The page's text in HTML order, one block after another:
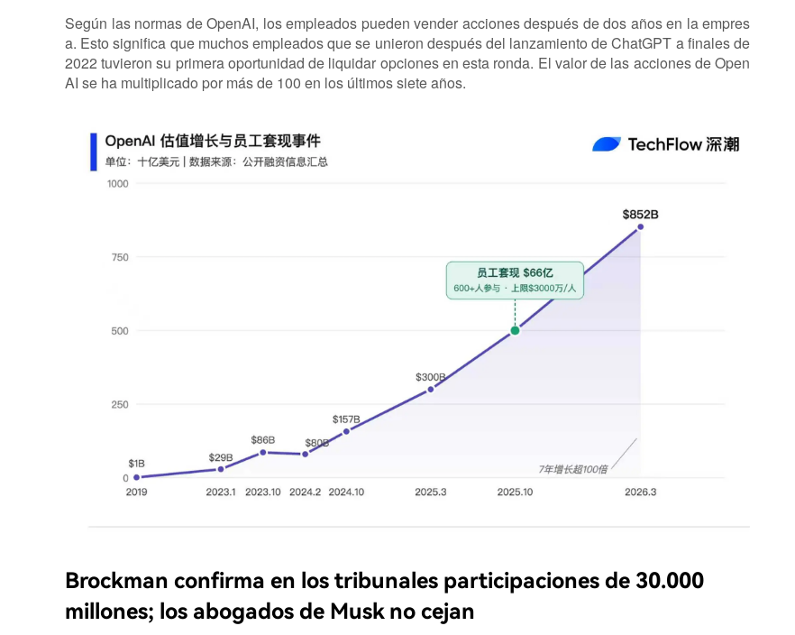
Según las normas de OpenAI, los empleados pueden vender acciones después de dos años en la empres
a. Esto significa que muchos empleados que se unieron después del lanzamiento de ChatGPT a finales de
2022 tuvieron su primera oportunidad de liquidar opciones en esta ronda. El valor de las acciones de Open
AI se ha multiplicado por más de 100 en los últimos siete años.
Brockman confirma en los tribunales participaciones de 30.000
millones; los abogados de Musk no cejan